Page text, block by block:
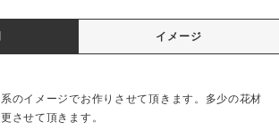
イメージ
のイメージでお作りさせて頂きます。多少の花材
させて頂きます。